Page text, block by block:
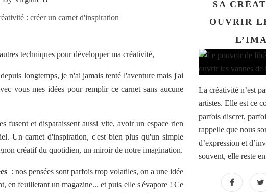
techniques pour développer ma créativité,
longtemps, je n'ai jamais tenté l'aventure mais j'ai
vous mes idées pour remplir ce carnet sans aucune
fusent et disparaissent aussi vite, avoir un espace rien
Un carnet d'inspiration, c'est bien plus qu'un simple
créatif du quotidien, un miroir de notre imagination.
: nos pensées sont parfois trop volatiles, on a une idée
en feuilletant un magazine... et puis elle s'évapore ! Ce
SA
OUVRIR
La créativité n’est
artistes. Elle est ce
parfois discret,
rappelle que nous
d’expression et
souvent, elle reste